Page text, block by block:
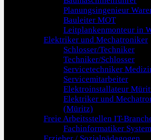
Planungsingenieur
Bauleiter MOT
Leitplankenmonteur in
Elektriker und Mechatroniker
Schlosser/Techniker
Techniker/Schlosser
Servicetechniker
Servicemitarbeiter
Elektroinstallateur
Elektriker und
(Müritz)
Freie Arbeitsstellen IT-
Fachinformatiker